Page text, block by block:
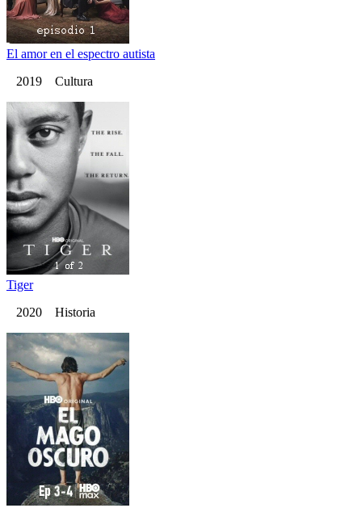
El amor en el espectro autista
2019 Cultura
Tiger
2020 Historia